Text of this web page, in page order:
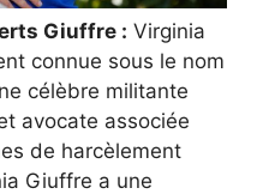
Giuffre : Virginia
connue sous le nom
célèbre militante
avocate associée
de harcèlement
Giuffre a une